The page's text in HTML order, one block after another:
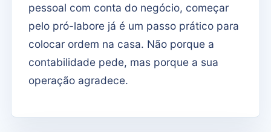
pessoal com conta do negócio, começar
pelo pró-labore já é um passo prático para
colocar ordem na casa. Não porque a
contabilidade pede, mas porque a sua
operação agradece.